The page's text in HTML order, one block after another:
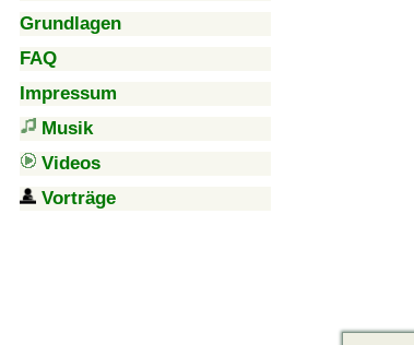
Grundlagen
FAQ
Impressum
Musik
Videos
Vorträge